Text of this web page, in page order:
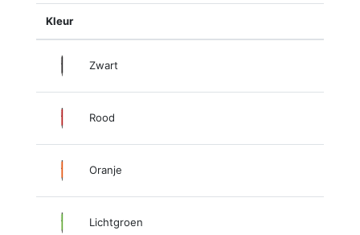
Kleur
Zwart
Rood
Oranje
Lichtgroen